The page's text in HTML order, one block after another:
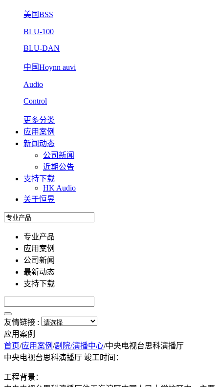
美国BSS
BLU-100
BLU-DAN
中国Hoynn auvi
Audio
Control
更多分类
应用案例
新闻动态
公司新闻
近期公告
支持下载
HK Audio
关于恒昱
专业产品
应用案例
公司新闻
最新动态
支持下载
友情链接 :
应用案例
首页/应用案例 /剧院/演播中心/中央电视台思科演播厅
中央电视台思科演播厅 竣工时间：
工程背景：